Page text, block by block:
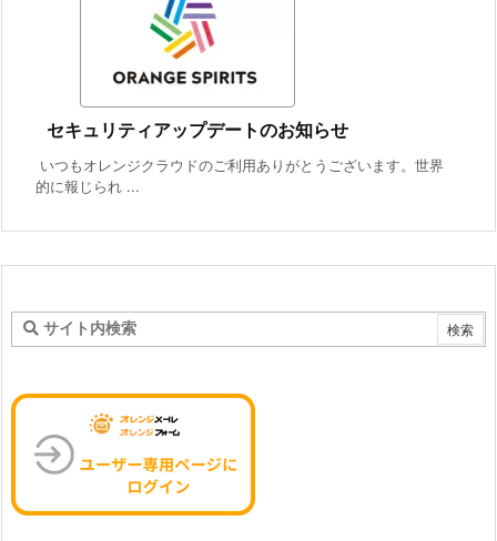
セキュリティアップデートのお知らせ
いつもオレンジクラウドのご利用ありがとうございます。世界
的に報じられ ...